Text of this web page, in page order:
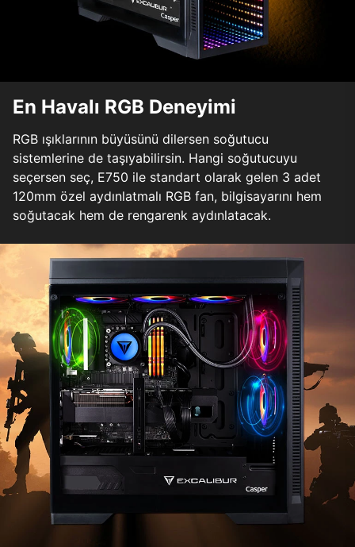
En Havalı RGB Deneyimi
RGB ışıklarının büyüsünü dilersen soğutucu
sistemlerine de taşıyabilirsin. Hangi soğutucuyu
seçersen seç, E750 ile standart olarak gelen 3 adet
120mm özel aydınlatmalı RGB fan, bilgisayarını hem
soğutacak hem de rengarenk aydınlatacak.